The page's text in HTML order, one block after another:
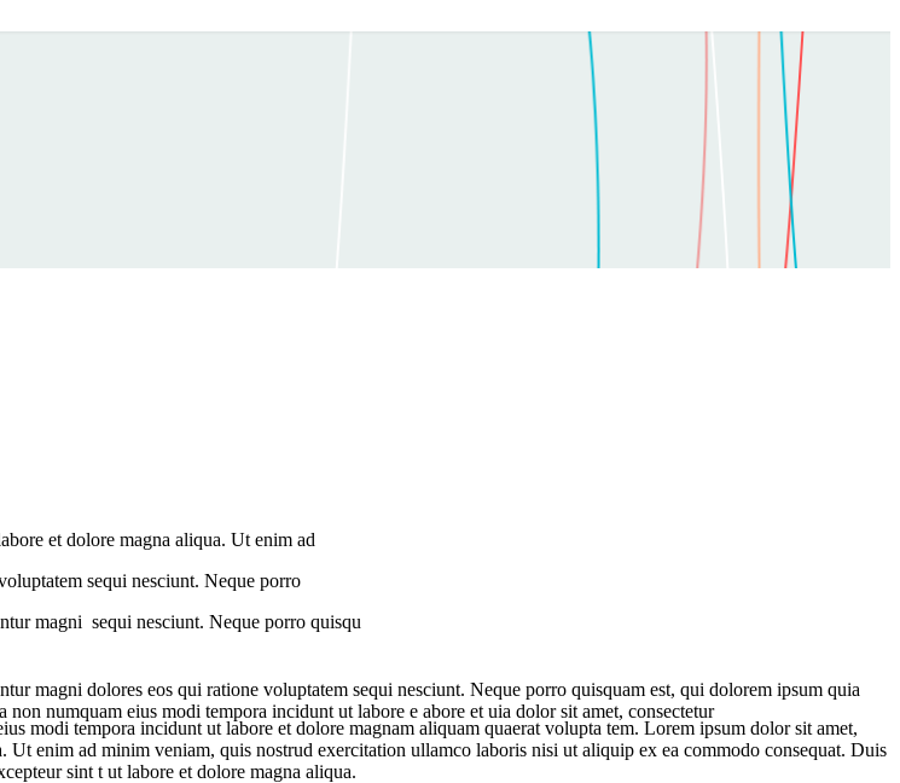
et dolore magna aliqua. Ut enim ad
sequi nesciunt. Neque porro
magni sequi nesciunt. Neque porro quisqu
magni dolores eos qui ratione voluptatem sequi nesciunt. Neque porro quisquam est, qui dolorem ipsum quia
numquam eius modi tempora incidunt ut labore e abore et uia dolor sit amet, consectetur
modi tempora incidunt ut labore et dolore magnam aliquam quaerat volupta tem. Lorem ipsum dolor sit amet,
enim ad minim veniam, quis nostrud exercitation ullamco laboris nisi ut aliquip ex ea commodo consequat. Duis
sint t ut labore et dolore magna aliqua.